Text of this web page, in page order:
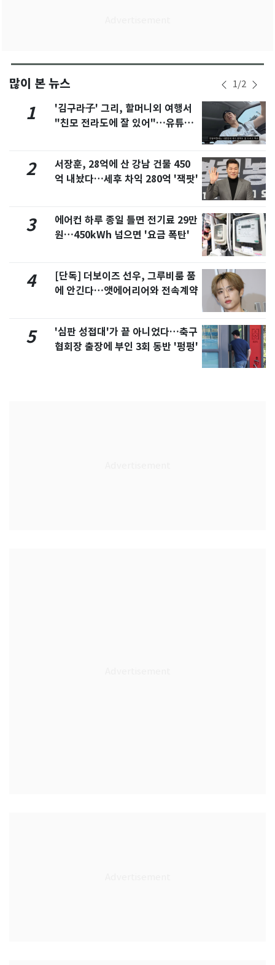
많이 본 뉴스 1/2
1
'김구라子' 그리, 할머니외 여행서
"친모 전라도에 잘 있어"…유튜브
2
서장훈, 28억에 산 강남 건물 450
억 내놨다…세후 차익 280억 '잭팟'
3
에어컨 하루 종일 틀면 전기료 29만
원…450kWh 넘으면 '요금 폭탄'
4
[단독] 더보이즈 선우, 그루비룸 품
에 안긴다…앳에어리어와 전속계약
5
'심판 성접대'가 끝 아니었다…축구
협회장 출장에 부인 3회 동반 '펑펑'